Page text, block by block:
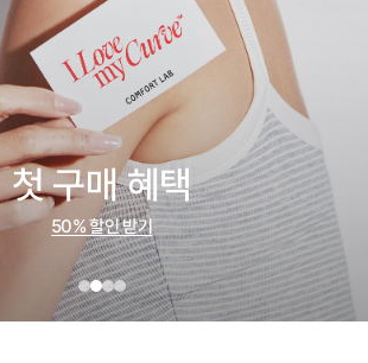
첫 구매 혜택
50% 할인 받기